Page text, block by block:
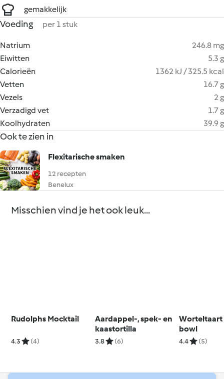
gemakkelijk
Voeding per 1 stuk
Natrium
246.8 mg
Eiwitten
5.3 g
Calorieën
1362 kJ / 325.5 kcal
Vetten
16.7 g
Vezels
2 g
Verzadigd vet
1.7 g
Koolhydraten
39.9 g
Ook te zien in
Flexitarische smaken
12 recepten
Benelux
Misschien vind je het ook leuk...
Rudolphs Mocktail
4.3 (4)
Aardappel-, spek- en
kaastortilla
3.8 (6)
Worteltaart
bowl
4.4 (5)